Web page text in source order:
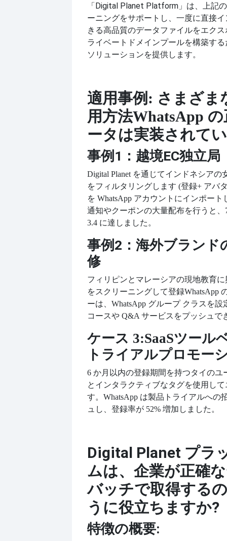
「Digital Planet Platform」は、上記
ーニングをサポートし、一度に直接
きる高品質のデータファイルをエク
ライベートドメインプールを構築す
ソリューションを提供します。
適用事例: さまざま
用方法WhatsApp
ータは実装されて
事例1：越境EC独立局
Digital Planet を通じてインドネシアの
をフィルタリングします (登録+ アバ
を WhatsApp アカウントにインポー
通知やクーポンの大量配布を行うと、
3.4 に達しました。
事例2：海外ブランド
修
フィリピンとマレーシアの現地教育
をスクリーニングして登録WhatsApp
ーは、WhatsApp グループ クラスを
コースや Q&A サービスをプッシュで
ケース 3:SaaSツール
トライアルプロモー
6 か月以内の登録期間を持つタイのユ
とインタラクティブなタグを使用し
す。 WhatsApp は製品トライアルへの
ュし、登録率が 52% 増加しました。
Digital Planet プラ
ムは、企業が正確
バッチで取得する
うに役立ちますか?
特徴の概要: